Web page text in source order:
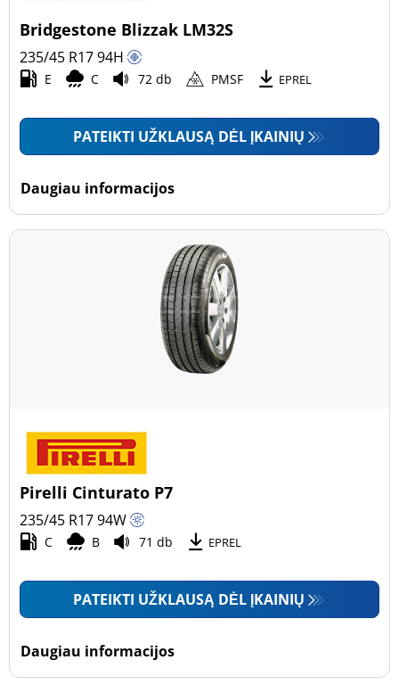
Bridgestone Blizzak LM32S
235/45 R1794H
E C 72 db PMSF EPREL
PATEIKTI UŽKLAUSĄ DĖL ĮKAINIŲ
Daugiau informacijos
Pirelli Cinturato P7
235/45 R1794W
C B 71 db EPREL
PATEIKTI UŽKLAUSĄ DĖL ĮKAINIŲ
Daugiau informacijos